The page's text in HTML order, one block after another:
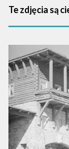
Te zdjęcia są